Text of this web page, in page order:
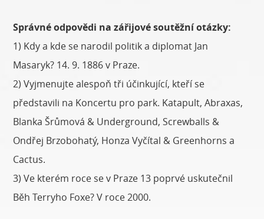
Správné odpovědi na zářijové soutěžní otázky:
1) Kdy a kde se narodil politik a diplomat Jan
Masaryk? 14. 9. 1886 v Praze.
2) Vyjmenujte alespoň tři účinkující, kteří se
představili na Koncertu pro park. Katapult, Abraxas,
Blanka Šrůmová & Underground, Screwballs &
Ondřej Brzobohatý, Honza Vyčítal & Greenhorns a
Cactus.
3) Ve kterém roce se v Praze 13 poprvé uskutečnil
Běh Terryho Foxe? V roce 2000.